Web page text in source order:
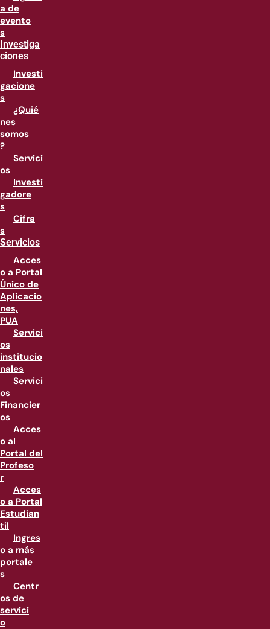
a de
evento
s
Investiga
ciones
Investi
gacione
s
¿Quié
nes
somos
?
Servici
os
Investi
gadore
s
Cifra
s
Servicios
Acces
o a Portal
Único de
Aplicacio
nes,
PUA
Servici
os
institucio
nales
Servici
os
Financier
os
Acces
o al
Portal del
Profeso
r
Acces
o a Portal
Estudian
til
Ingres
o a más
portale
s
Centr
os de
servici
o